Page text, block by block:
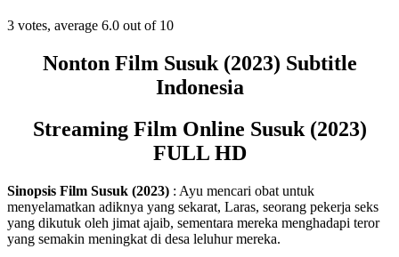
3 votes, average 6.0 out of 10
Nonton Film Susuk (2023) Subtitle
Indonesia
Streaming Film Online Susuk (2023)
FULL HD
Sinopsis Film Susuk (2023) : Ayu mencari obat untuk
menyelamatkan adiknya yang sekarat, Laras, seorang pekerja seks
yang dikutuk oleh jimat ajaib, sementara mereka menghadapi teror
yang semakin meningkat di desa leluhur mereka.